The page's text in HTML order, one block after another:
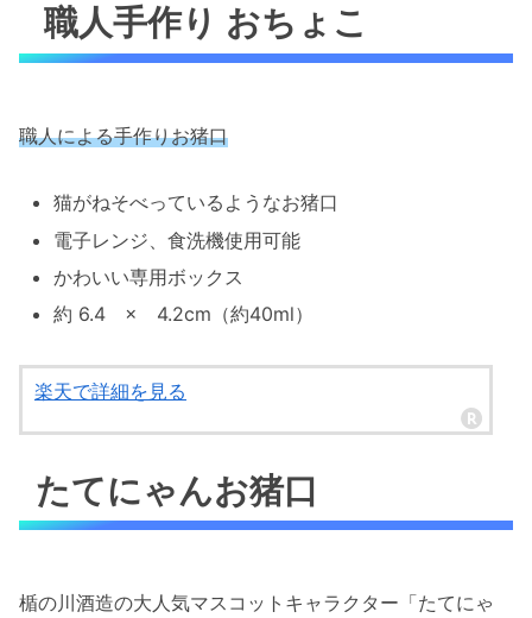
職人手作り おちょこ
職人による手作りお猪口
猫がねそべっているようなお猪口
電子レンジ、食洗機使用可能
かわいい専用ボックス
約 6.4 × 4.2cm（約40ml）
楽天で詳細を見る
たてにゃんお猪口
楯の川酒造の大人気マスコットキャラクター「たてにゃ